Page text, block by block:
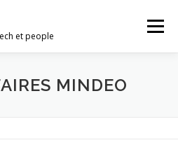
et people
Menu
MINDEO